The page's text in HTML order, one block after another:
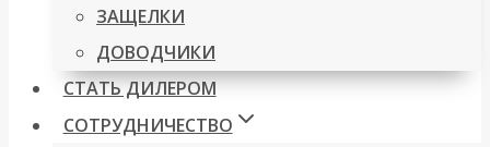
ЗАЩЕЛКИ
ДОВОДЧИКИ
СТАТЬ ДИЛЕРОМ
СОТРУДНИЧЕСТВО